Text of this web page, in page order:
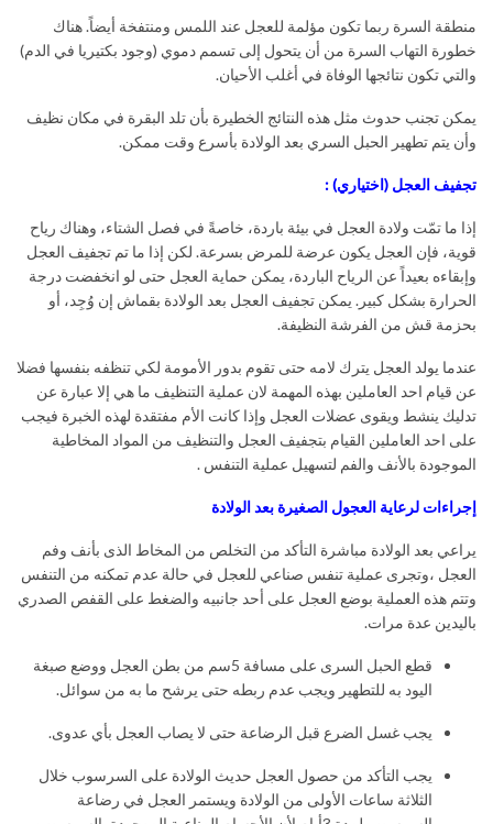
منطقة السرة ربما تكون مؤلمة للعجل عند اللمس ومنتفخة أيضاً. هناك
خطورة التهاب السرة من أن يتحول إلى تسمم دموي (وجود بكتيريا في الدم)
والتي تكون نتائجها الوفاة في أغلب الأحيان.
يمكن تجنب حدوث مثل هذه النتائج الخطيرة بأن تلد البقرة في مكان نظيف
وأن يتم تطهير الحبل السري بعد الولادة بأسرع وقت ممكن.
تجفيف العجل (اختياري):
إذا ما تمّت ولادة العجل في بيئة باردة، خاصةً في فصل الشتاء، وهناك رياح
قوية، فإن العجل يكون عرضة للمرض بسرعة. لكن إذا ما تم تجفيف العجل
وإبقاءه بعيداً عن الرياح الباردة، يمكن حماية العجل حتى لو انخفضت درجة
الحرارة بشكل كبير. يمكن تجفيف العجل بعد الولادة بقماش إن وُجِد، أو
بحزمة قش من الفرشة النظيفة.
عندما يولد العجل يترك لامه حتى تقوم بدور الأمومة لكي تنظفه بنفسها فضلا
عن قيام احد العاملين بهذه المهمة لان عملية التنظيف ما هي إلا عبارة عن
تدليك ينشط ويقوى عضلات العجل وإذا كانت الأم مفتقدة لهذه الخبرة فيجب
على احد العاملين القيام بتجفيف العجل والتنظيف من المواد المخاطية
الموجودة بالأنف والفم لتسهيل عملية التنفس .
إجراءات لرعاية العجول الصغيرة بعد الولادة
يراعي بعد الولادة مباشرة التأكد من التخلص من المخاط الذى بأنف وفم
العجل ،وتجرى عملية تنفس صناعي للعجل في حالة عدم تمكنه من التنفس
وتتم هذه العملية بوضع العجل على أحد جانبيه والضغط على القفص الصدري
باليدين عدة مرات.
قطع الحبل السرى على مسافة 5سم من بطن العجل ووضع صبغة
اليود به للتطهير ويجب عدم ربطه حتى يرشح ما به من سوائل.
يجب غسل الضرع قبل الرضاعة حتى لا يصاب العجل بأي عدوى.
يجب التأكد من حصول العجل حديث الولادة على السرسوب خلال
الثلاثة ساعات الأولى من الولادة ويستمر العجل في رضاعة